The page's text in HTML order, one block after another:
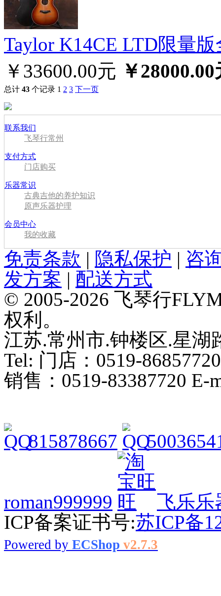
Taylor K14CE LTD限量
￥33600.00元 ￥28000.00
总计 43 个记录 1 2 3 下一页
联系我们
飞琴行常州
支付方式
门店购买
乐器常识
古典吉他的养护知识
原声乐器护理
会员中心
我的收藏
免责条款 | 隐私保护 | 咨
发方案 | 配送方式
© 2005-2026 飞琴行
权利。
江苏.常州市.钟楼区.星湖
Tel: 门店：0519-86857720
销售：0519-83387720 E-
815878667
roman999999
飞乐乐
ICP备案证书号:苏ICP备
Powered by ECShop v2.7.3